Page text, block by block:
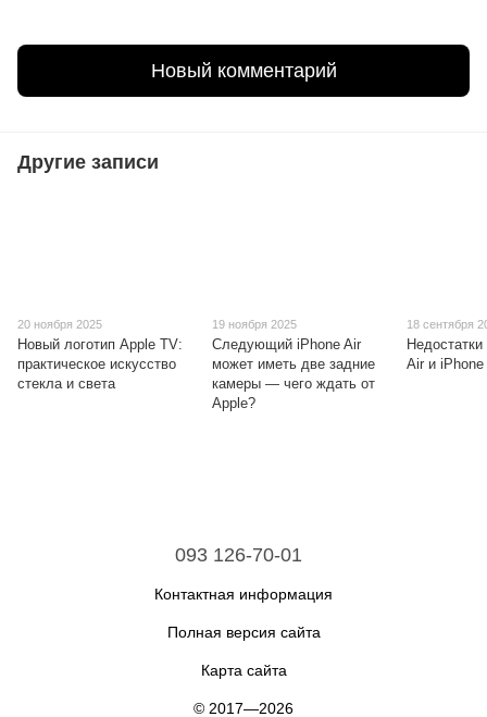
Новый комментарий
Другие записи
20 ноября 2025
Новый логотип Apple TV:
практическое искусство
стекла и света
19 ноября 2025
Следующий iPhone Air
может иметь две задние
камеры — чего ждать от
Apple?
18 сентября
Air и
093 126-70-01
Контактная информация
Полная версия сайта
Карта сайта
© 2017—2026